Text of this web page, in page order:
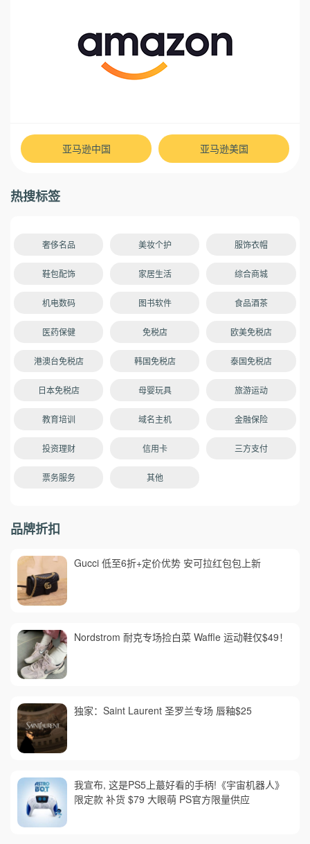
亚马逊中国 亚马逊美国
热搜标签
奢侈名品 美妆个护 服饰衣帽
鞋包配饰 家居生活 综合商城
机电数码 图书软件 食品酒茶
医药保健 免税店 欧美免税店
港澳台免税店 韩国免税店 泰国免税店
日本免税店 母婴玩具 旅游运动
教育培训 域名主机 金融保险
投资理财 信用卡 三方支付
票务服务 其他
品牌折扣
Gucci 低至6折+定价优势 安可拉红包包上新
Nordstrom 耐克专场捡白菜 Waffle 运动鞋仅$49！
独家：Saint Laurent 圣罗兰专场 唇釉$25
我宣布, 这是PS5上蕞好看的手柄!《宇宙机器人》
限定款 补货 $79 大眼萌 PS官方限量供应